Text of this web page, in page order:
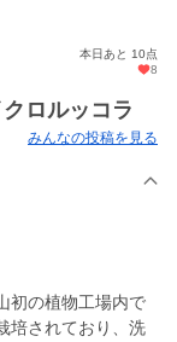
本日あと 10点
8
ロルッコラ
みんなの投稿を見る
初の植物工場内で
培されており、洗